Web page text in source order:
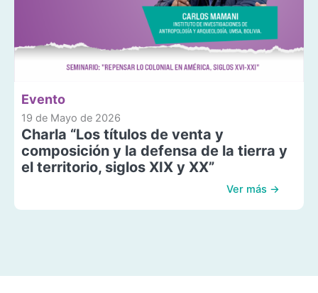
Evento
19 de Mayo de 2026
Charla “Los títulos de venta y
composición y la defensa de la tierra y
el territorio, siglos XIX y XX”
Ver más →